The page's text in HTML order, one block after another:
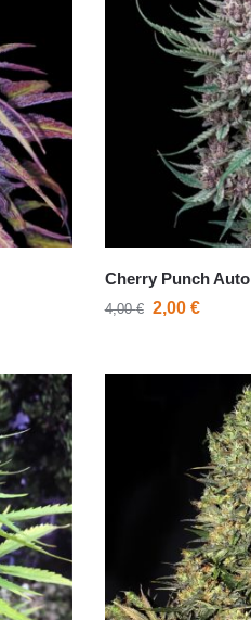
Cherry Punch Auto
4,00€ 2,00€